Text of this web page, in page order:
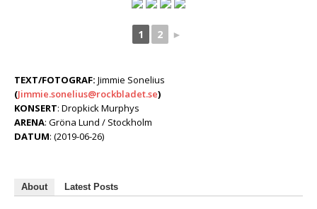
1 2 ►
TEXT/FOTOGRAF: Jimmie Sonelius
(Jimmie.sonelius@rockbladet.se)
KONSERT: Dropkick Murphys
ARENA: Gröna Lund / Stockholm
DATUM: (2019-06-26)
About Latest Posts